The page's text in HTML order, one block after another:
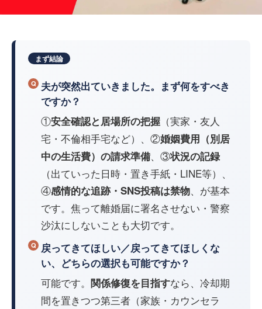
まず結論
夫が突然出ていきました。まず何をすべき
ですか？
①安全確認と居場所の把握 （実家・友人
宅・不倫相手宅など）、②婚姻費用（別居
中の生活費）の請求準備、③状況の記録
（出ていった日時・置き手紙・LINE等）、
④感情的な追跡・SNS投稿は禁物、が基本
です。焦って離婚届に署名させない・警察
沙汰にしないことも大切です。
戻ってきてほしい／戻ってきてほしくな
い、どちらの選択も可能ですか？
可能です。 関係修復を目指すなら、冷却期
間を置きつつ第三者（家族・カウンセラ